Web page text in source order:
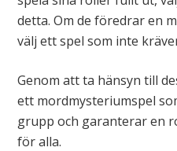
detta. Om de föredrar en
välj ett spel som inte
Genom att ta hänsyn till
ett mordmysteriumspel
grupp och garanterar en
för alla.